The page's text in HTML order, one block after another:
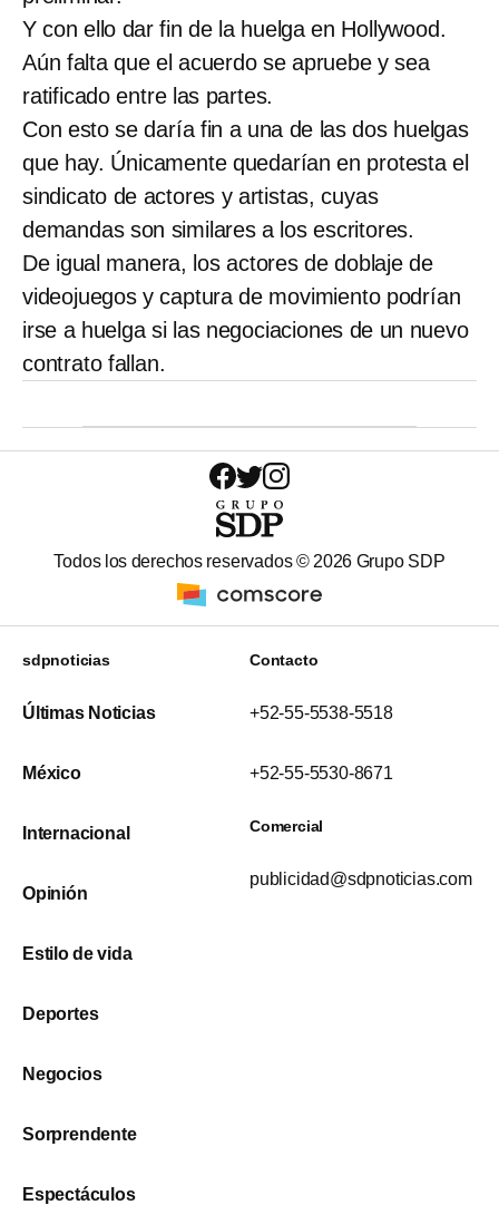
Y con ello dar fin de la huelga en Hollywood.
Aún falta que el acuerdo se apruebe y sea
ratificado entre las partes.
Con esto se daría fin a una de las dos huelgas
que hay. Únicamente quedarían en protesta el
sindicato de actores y artistas, cuyas
demandas son similares a los escritores.
De igual manera, los actores de doblaje de
videojuegos y captura de movimiento podrían
irse a huelga si las negociaciones de un nuevo
contrato fallan.
Todos los derechos reservados © 2026 Grupo SDP
sdpnoticias
Últimas Noticias
México
Internacional
Opinión
Estilo de vida
Deportes
Negocios
Sorprendente
Espectáculos
Contacto
+52-55-5538-5518
+52-55-5530-8671
Comercial
publicidad@sdpnoticias.com